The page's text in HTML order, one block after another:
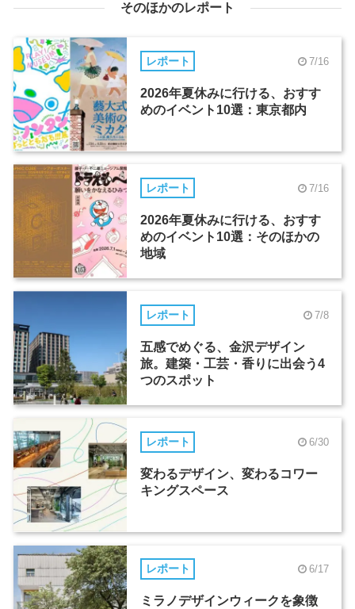
そのほかのレポート
レポート 7/16
2026年夏休みに行ける、おすす
めのイベント10選：東京都内
レポート 7/16
2026年夏休みに行ける、おすす
めのイベント10選：そのほかの
地域
レポート 7/8
五感でめぐる、金沢デザイン
旅。建築・工芸・香りに出会う4
つのスポット
レポート 6/30
変わるデザイン、変わるコワー
キングスペース
レポート 6/17
ミラノデザインウィークを象徴